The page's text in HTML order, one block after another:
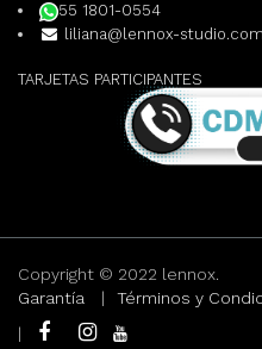
55 1801-0554
liliana@lennox-studio.com
TARJETAS PARTICIPANTES
Copyright © 2022 lennox.
Garantía
| Términos y
|